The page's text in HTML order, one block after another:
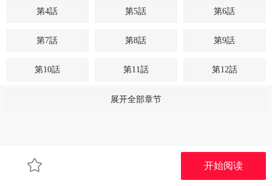
第4話 第5話 第6話
第7話 第8話 第9話
第10話 第11話 第12話
第14話
第19話
开始阅读
展开全部章节